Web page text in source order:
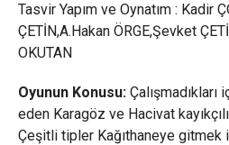
Tasvir Yapım ve Oynatım : Kadir
ÇETİN,A.Hakan ÖRGE,Şevket
OKUTAN
Oyunun Konusu:Çalışmadıkları
eden Karagöz ve Hacivat
Çeşitli tipler Kağıthaneye gitmek